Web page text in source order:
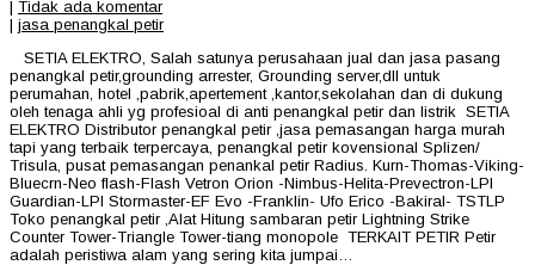
| Tidak ada komentar
| jasa penangkal petir
SETIA ELEKTRO, Salah satunya perusahaan jual dan jasa pasang
penangkal petir,grounding arrester, Grounding server,dll untuk
perumahan, hotel ,pabrik,apertement ,kantor,sekolahan dan di dukung
oleh tenaga ahli yg profesioal di anti penangkal petir dan listrik SETIA
ELEKTRO Distributor penangkal petir ,jasa pemasangan harga murah
tapi yang terbaik terpercaya, penangkal petir kovensional Splizen/
Trisula, pusat pemasangan penankal petir Radius. Kurn-Thomas-Viking-
Bluecrn-Neo flash-Flash Vetron Orion -Nimbus-Helita-Prevectron-LPI
Guardian-LPI Stormaster-EF Evo -Franklin- Ufo Erico -Bakiral- TSTLP
Toko penangkal petir ,Alat Hitung sambaran petir Lightning Strike
Counter Tower-Triangle Tower-tiang monopole TERKAIT PETIR Petir
adalah peristiwa alam yang sering kita jumpai…